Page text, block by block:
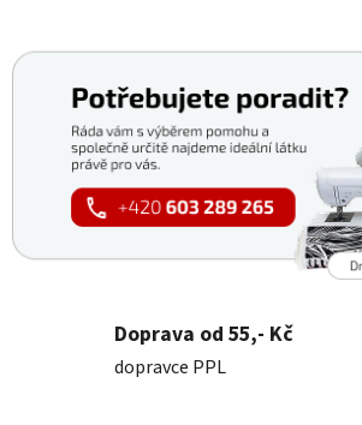
Doprava od 55,- Kč
dopravce PPL